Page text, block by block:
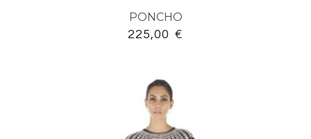
PONCHO
225,00 €